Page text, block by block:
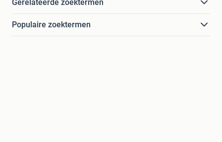
Gerelateerde zoektermen
Populaire zoektermen